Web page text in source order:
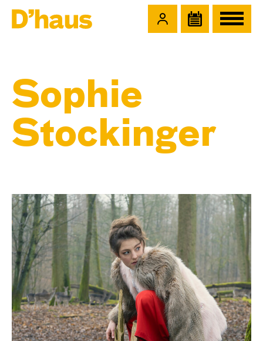
Sophie
Stockinger